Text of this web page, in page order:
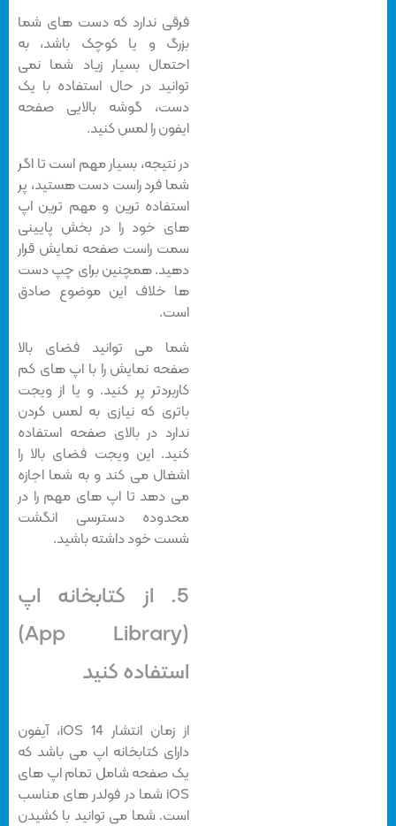
فرقی ندارد که دست های شما
بزرگ و یا کوچک باشد، به
احتمال بسیار زیاد شما نمی
توانید در حال استفاده با یک
دست، گوشه بالایی صفحه
ایفون را لمس کنید.
در نتیجه، بسیار مهم است تا اگر
شما فرد راست دست هستید، پر
استفاده ترین و مهم ترین اپ
های خود را در بخش پایینی
سمت راست صفحه نمایش قرار
دهید. همچنین برای چپ دست
ها خلاف این موضوع صادق
است.
شما می توانید فضای بالا
صفحه نمایش را با اپ های کم
کاربردتر پر کنید. و یا از ویجت
باتری که نیازی به لمس کردن
ندارد در بالای صفحه استفاده
کنید. این ویجت فضای بالا را
اشغال می کند و به شما اجازه
می دهد تا اپ های مهم را در
محدوده دسترسی انگشت
شست خود داشته باشید.
5. از کتابخانه اپ
(App Library)
استفاده کنید
از زمان انتشار iOS 14، آیفون
دارای کتابخانه اپ می باشد که
یک صفحه شامل تمام اپ های
iOS شما در فولدر های مناسب
است. شما می توانید با کشیدن